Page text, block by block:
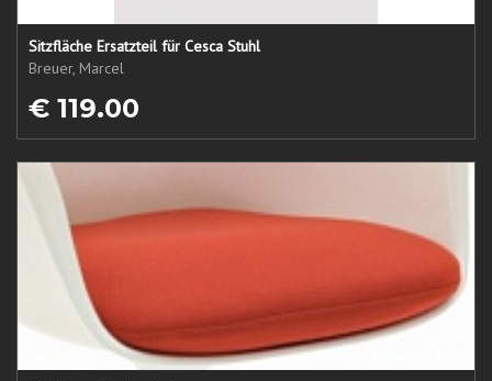
Sitzfläche Ersatzteil für Cesca Stuhl
Breuer, Marcel
€ 119.00